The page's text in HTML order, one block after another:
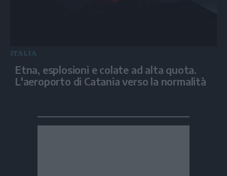
ITALIA
Etna, esplosioni e colate ad alta quota.
L'aeroporto di Catania verso la normalità